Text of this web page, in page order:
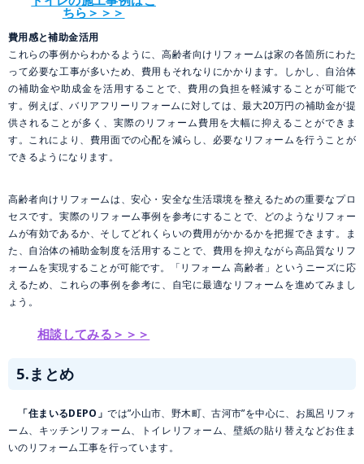
ちら＞＞＞
費用感と補助金活用
これらの事例からわかるように、高齢者向けリフォームは家の各箇所にわた
って必要な工事が多いため、費用もそれなりにかかります。しかし、自治体
の補助金や助成金を活用することで、費用の負担を軽減することが可能で
す。例えば、バリアフリーリフォームに対しては、最大20万円の補助金が提
供されることが多く、実際のリフォーム費用を大幅に抑えることができま
す。これにより、費用面での心配を減らし、必要なリフォームを行うことが
できるようになります。
高齢者向けリフォームは、安心・安全な生活環境を整えるための重要なプロ
セスです。実際のリフォーム事例を参考にすることで、どのようなリフォー
ムが有効であるか、そしてどれくらいの費用がかかるかを把握できます。ま
た、自治体の補助金制度を活用することで、費用を抑えながら高品質なリフ
ォームを実現することが可能です。「リフォーム 高齢者」というニーズに応
えるため、これらの事例を参考に、自宅に最適なリフォームを進めてみまし
ょう。
相談してみる＞＞＞
5.まとめ
「住まいるDEPO」では”小山市、野木町、古河市”を中心に、お風呂リフォ
ーム、キッチンリフォーム、トイレリフォーム、壁紙の貼り替えなどお住ま
いのリフォーム工事を行っています。